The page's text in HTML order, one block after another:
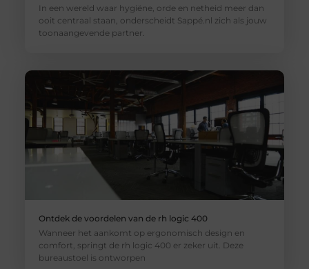
In een wereld waar hygiëne, orde en netheid meer dan
ooit centraal staan, onderscheidt Sappé.nl zich als jouw
toonaangevende partner.
Ontdek de voordelen van de rh logic 400
Wanneer het aankomt op ergonomisch design en
comfort, springt de rh logic 400 er zeker uit. Deze
bureaustoel is ontworpen